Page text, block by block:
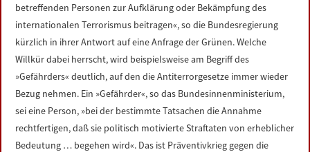
betreffenden Personen zur Aufklärung oder Bekämpfung des
internationalen Terrorismus beitragen«, so die Bundesregierung
kürzlich in ihrer Antwort auf eine Anfrage der Grünen. Welche
Willkür dabei herrscht, wird beispielsweise am Begriff des
»Gefährders« deutlich, auf den die Antiterrorgesetze immer wieder
Bezug nehmen. Ein »Gefährder«, so das Bundesinnenministerium,
sei eine Person, »bei der bestimmte Tatsachen die Annahme
rechtfertigen, daß sie politisch motivierte Straftaten von erheblicher
Bedeutung … begehen wird«. Das ist Präventivkrieg gegen die